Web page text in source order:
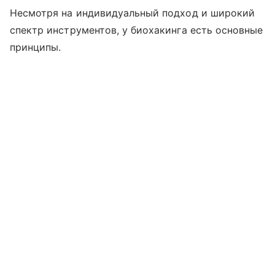
Несмотря на индивидуальный подход и широкий
спектр инструментов, у биохакинга есть основные
принципы.